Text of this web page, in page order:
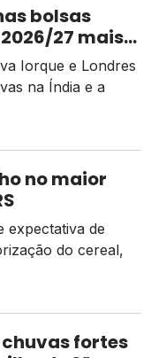
bolsas
27 mais
Iorque e Londres
na Índia e a
no maior
expectativa de
do cereal,
fortes